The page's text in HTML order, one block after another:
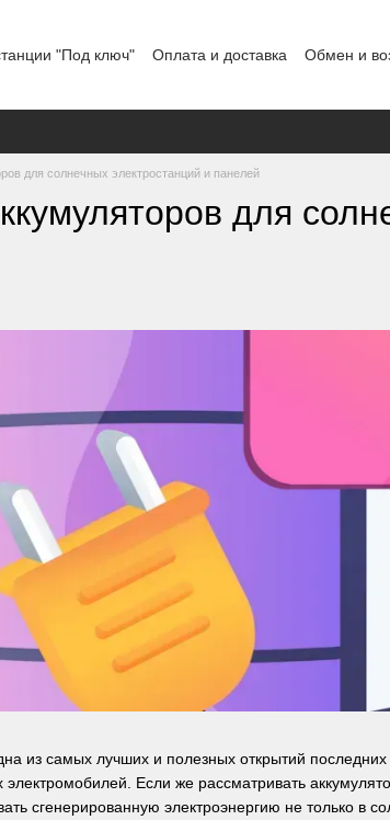
"Под ключ" Оплата и доставка Обмен и
для солнечных электростанций и панелей
для
из самых лучших и полезных открытий
электромобилей. Если же рассматривать
сгенерированную электроэнергию не только в